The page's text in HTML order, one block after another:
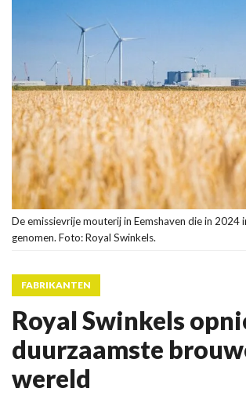
De emissievrije mouterij in Eemshaven die in 2024
genomen. Foto: Royal Swinkels.
FABRIKANTEN
Royal Swinkels
duurzaamste
wereld